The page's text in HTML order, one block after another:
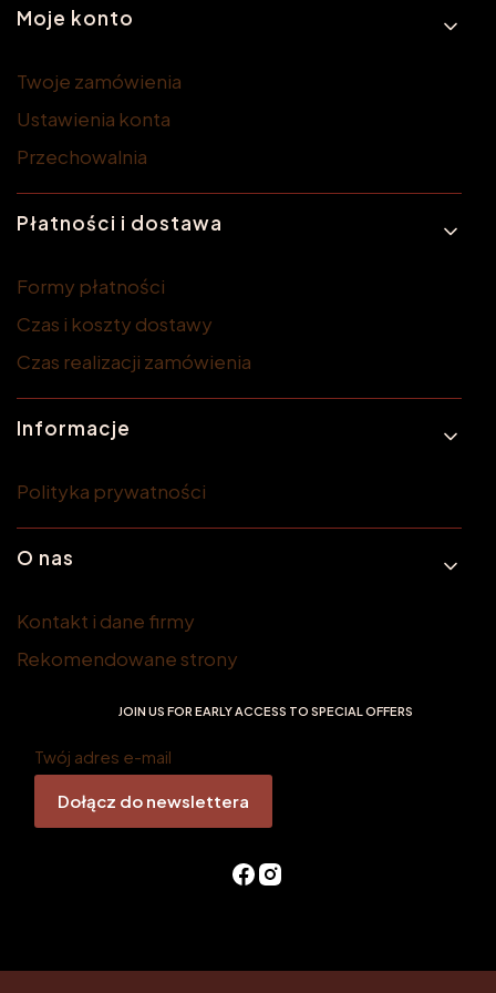
Moje konto
Twoje zamówienia
Ustawienia konta
Przechowalnia
Płatności i dostawa
Formy płatności
Czas i koszty dostawy
Czas realizacji zamówienia
Informacje
Polityka prywatności
O nas
Kontakt i dane firmy
Rekomendowane strony
JOIN US FOR EARLY ACCESS TO SPECIAL OFFERS
Twój adres e-mail
Dołącz do newslettera